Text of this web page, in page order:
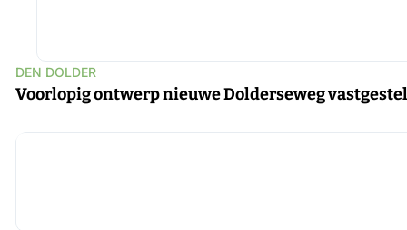
DEN DOLDER
Voorlopig ontwerp nieuwe Dolderseweg